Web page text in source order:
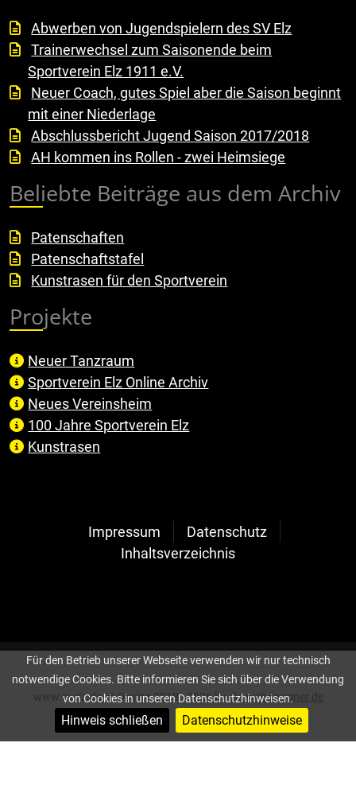
Für den Betrieb unserer Webseite verwenden wir nur technisch
notwendige Cookies. Bitte informieren Sie sich über die Verwendung
von Cookies in unseren Datenschutzhinweisen.
Hinweis schließen Datenschutzhinweise
Abwerben von Jugendspielern des SV Elz
Trainerwechsel zum Saisonende beim
Sportverein Elz 1911 e.V.
Neuer Coach, gutes Spiel aber die Saison beginnt
mit einer Niederlage
Abschlussbericht Jugend Saison 2017/2018
AH kommen ins Rollen - zwei Heimsiege
Beliebte Beiträge aus dem Archiv
Patenschaften
Patenschaftstafel
Kunstrasen für den Sportverein
Projekte
Neuer Tanzraum
Sportverein Elz Online Archiv
Neues Vereinsheim
100 Jahre Sportverein Elz
Kunstrasen
Impressum
Datenschutz
Inhaltsverzeichnis
www.svelz.de, © Design 2018 - 2026 bydie-webdesigner.de